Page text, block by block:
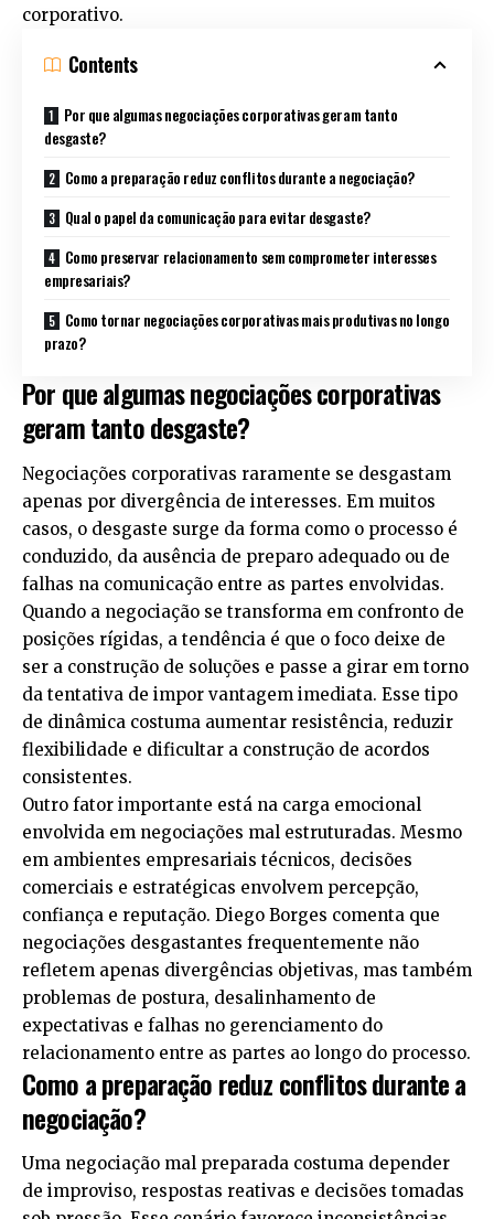
corporativo.
Contents
Por que algumas negociações corporativas geram tanto
desgaste?
Como a preparação reduz conflitos durante a negociação?
Qual o papel da comunicação para evitar desgaste?
Como preservar relacionamento sem comprometer interesses
empresariais?
Como tornar negociações corporativas mais produtivas no longo
prazo?
Por que algumas negociações corporativas
geram tanto desgaste?
Negociações corporativas raramente se desgastam
apenas por divergência de interesses. Em muitos
casos, o desgaste surge da forma como o processo é
conduzido, da ausência de preparo adequado ou de
falhas na comunicação entre as partes envolvidas.
Quando a negociação se transforma em confronto de
posições rígidas, a tendência é que o foco deixe de
ser a construção de soluções e passe a girar em torno
da tentativa de impor vantagem imediata. Esse tipo
de dinâmica costuma aumentar resistência, reduzir
flexibilidade e dificultar a construção de acordos
consistentes.
Outro fator importante está na carga emocional
envolvida em negociações mal estruturadas. Mesmo
em ambientes empresariais técnicos, decisões
comerciais e estratégicas envolvem percepção,
confiança e reputação. Diego Borges comenta que
negociações desgastantes frequentemente não
refletem apenas divergências objetivas, mas também
problemas de postura, desalinhamento de
expectativas e falhas no gerenciamento do
relacionamento entre as partes ao longo do processo.
Como a preparação reduz conflitos durante a
negociação?
Uma negociação mal preparada costuma depender
de improviso, respostas reativas e decisões tomadas